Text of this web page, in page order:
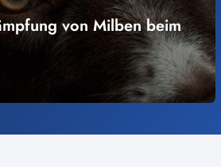
von Milben beim